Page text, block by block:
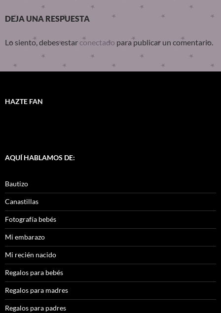
DEJA UNA RESPUESTA
Lo siento, debes estar conectado para publicar un comentario.
HAZTE FAN
AQUÍ HABLAMOS DE:
Bautizo
Canastillas
Fotografía bebés
Mi embarazo
Mi recién nacido
Regalos para bebés
Regalos para madres
Regalos para padres